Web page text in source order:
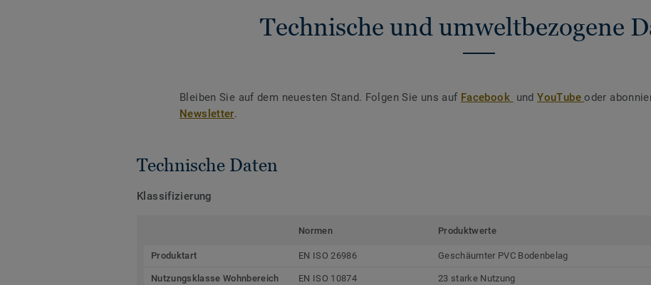
Technische und umweltbezogene
Bleiben Sie auf dem neuesten Stand. Folgen Sie uns auf Facebook undYouTubeoder
Newsletter.
Technische Daten
Klassifizierung
Normen Produktwerte
Produktart EN ISO 26986 Geschäumter PVC Bodenbelag
Nutzungsklasse Wohnbereich EN ISO 10874 23 starke Nutzung